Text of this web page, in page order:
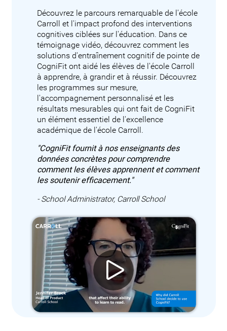
Découvrez le parcours remarquable de l'école
Carroll et l'impact profond des interventions
cognitives ciblées sur l'éducation. Dans ce
témoignage vidéo, découvrez comment les
solutions d'entraînement cognitif de pointe de
CogniFit ont aidé les élèves de l'école Carroll
à apprendre, à grandir et à réussir. Découvrez
les programmes sur mesure,
l'accompagnement personnalisé et les
résultats mesurables qui ont fait de CogniFit
un élément essentiel de l'excellence
académique de l'école Carroll.
"CogniFit fournit à nos enseignants des
données concrètes pour comprendre
comment les élèves apprennent et comment
les soutenir efficacement."
- School Administrator, Carroll School